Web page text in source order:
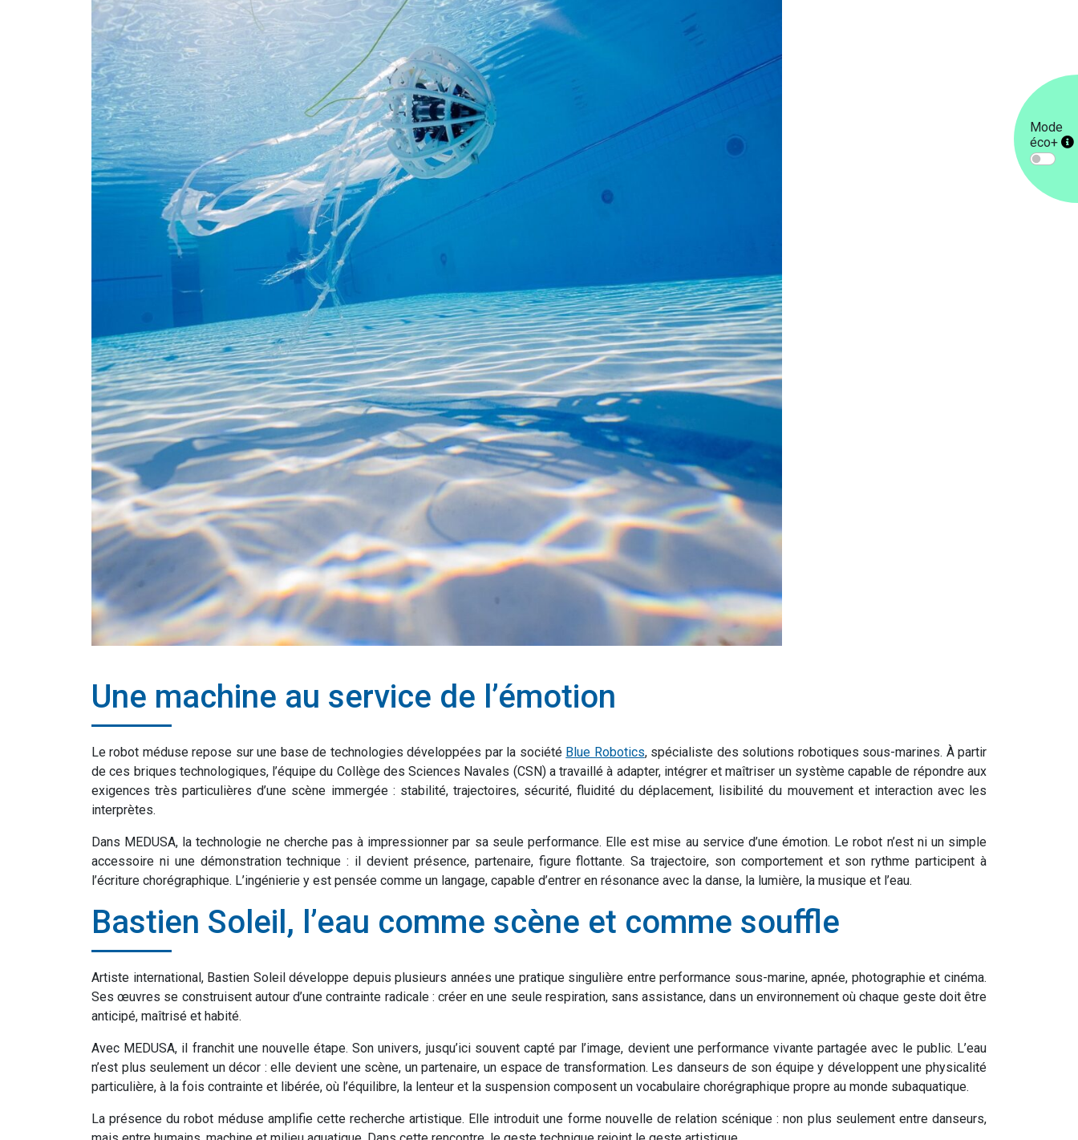
Mode
éco+
Une machine au service de l’émotion
Le robot méduse repose sur une base de technologies développées par la société Blue Robotics, spécialiste des solutions robotiques sous-marines. À partir
de ces briques technologiques, l’équipe du Collège des Sciences Navales (CSN) a travaillé à adapter, intégrer et maîtriser un système capable de répondre aux
exigences très particulières d’une scène immergée : stabilité, trajectoires, sécurité, fluidité du déplacement, lisibilité du mouvement et interaction avec les
interprètes.
Dans MEDUSA, la technologie ne cherche pas à impressionner par sa seule performance. Elle est mise au service d’une émotion. Le robot n’est ni un simple
accessoire ni une démonstration technique : il devient présence, partenaire, figure flottante. Sa trajectoire, son comportement et son rythme participent à
l’écriture chorégraphique. L’ingénierie y est pensée comme un langage, capable d’entrer en résonance avec la danse, la lumière, la musique et l’eau.
Bastien Soleil, l’eau comme scène et comme souffle
Artiste international, Bastien Soleil développe depuis plusieurs années une pratique singulière entre performance sous-marine, apnée, photographie et cinéma.
Ses œuvres se construisent autour d’une contrainte radicale : créer en une seule respiration, sans assistance, dans un environnement où chaque geste doit être
anticipé, maîtrisé et habité.
Avec MEDUSA, il franchit une nouvelle étape. Son univers, jusqu’ici souvent capté par l’image, devient une performance vivante partagée avec le public. L’eau
n’est plus seulement un décor : elle devient une scène, un partenaire, un espace de transformation. Les danseurs de son équipe y développent une physicalité
particulière, à la fois contrainte et libérée, où l’équilibre, la lenteur et la suspension composent un vocabulaire chorégraphique propre au monde subaquatique.
La présence du robot méduse amplifie cette recherche artistique. Elle introduit une forme nouvelle de relation scénique : non plus seulement entre danseurs,